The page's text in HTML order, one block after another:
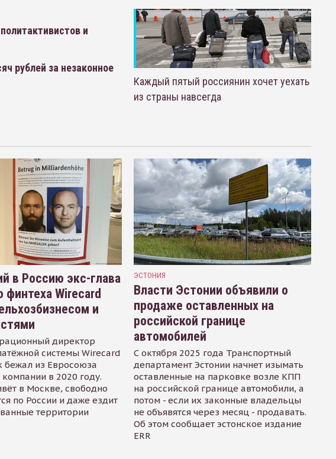
и
рублей за незаконное
Каждый пятый россиянин хочет уехать
из страны навсегда
в Россию экс-глава
финтеха Wirecard
и
директор
системы Wirecard
бежал из Евросоюза
в 2020 году.
в Москве, свободно
по России и даже ездит
территории
ЭСТОНИЯ
Власти Эстонии объявили о
продаже оставленных на
российской границе
автомобилей
С октября 2025 года Транспортный
департамент Эстонии начнет изымать
оставленные на парковке возле КПП
на российской границе автомобили, а
потом - если их законные владельцы
не объявятся через месяц - продавать.
Об этом сообщает эстонское издание
ERR